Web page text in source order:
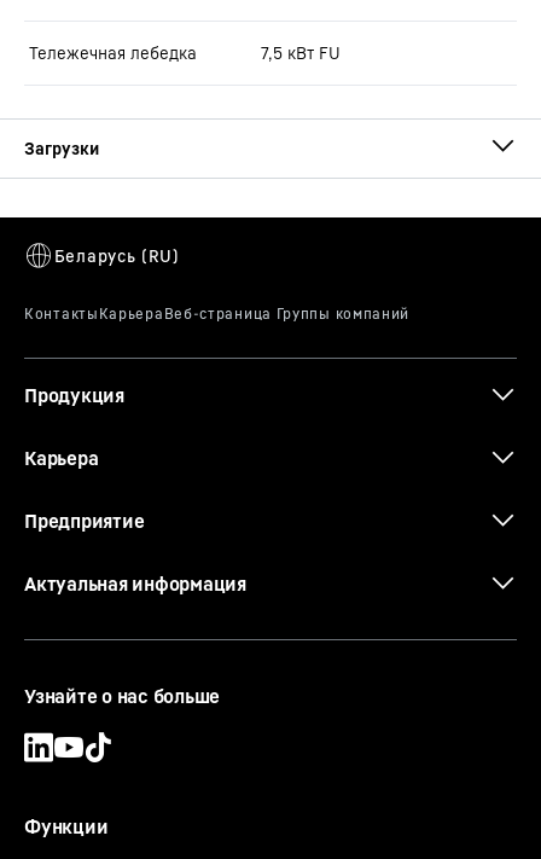
Тележечная лебедка 7,5 кВт FU
Продукция
Карьера
Предприятие
Актуальная информация
Узнайте о нас больше
Функции